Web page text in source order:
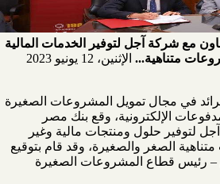
مع شركة آجل لتوفير الخدمات المالية
متناهية... الإثنين، 12 يونيو 2023
في مجال تمويل المشروعات الصغيرة
الإلكترونية، وقع بنك مصر
لتوفير حلول ومنتجات مالية وغير
الصغر والصغيرة، وقد قام بتوقيع
– رئيس قطاع المشروعات الصغيرة